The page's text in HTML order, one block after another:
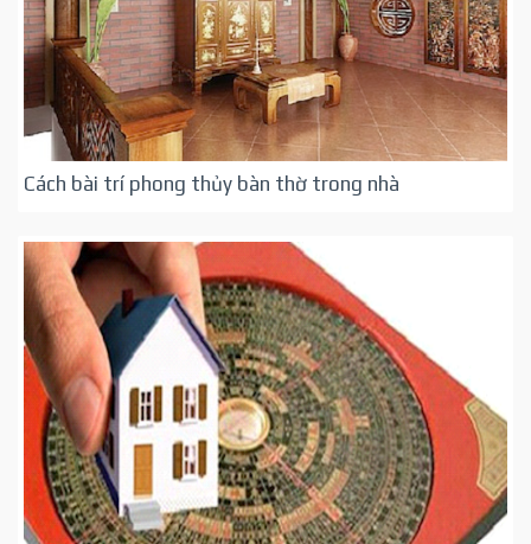
Cách bài trí phong thủy bàn thờ trong nhà